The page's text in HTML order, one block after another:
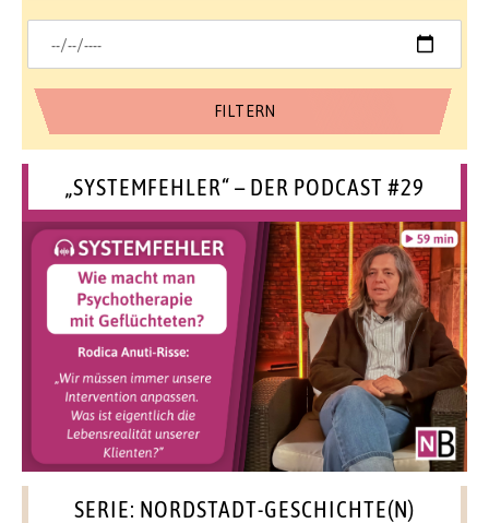
„SYSTEMFEHLER“ – DER PODCAST #29
SERIE: NORDSTADT-GESCHICHTE(N)